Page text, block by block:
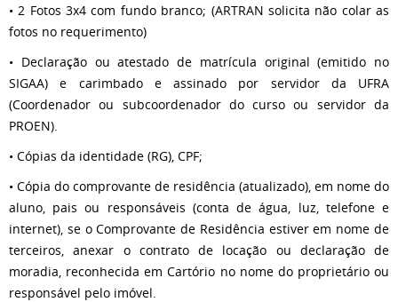
• 2 Fotos 3x4 com fundo branco; (ARTRAN solicita não colar as
fotos no requerimento)
• Declaração ou atestado de matrícula original (emitido no
SIGAA) e carimbado e assinado por servidor da UFRA
(Coordenador ou subcoordenador do curso ou servidor da
PROEN).
• Cópias da identidade (RG), CPF;
• Cópia do comprovante de residência (atualizado), em nome do
aluno, pais ou responsáveis (conta de água, luz, telefone e
internet), se o Comprovante de Residência estiver em nome de
terceiros, anexar o contrato de locação ou declaração de
moradia, reconhecida em Cartório no nome do proprietário ou
responsável pelo imóvel.